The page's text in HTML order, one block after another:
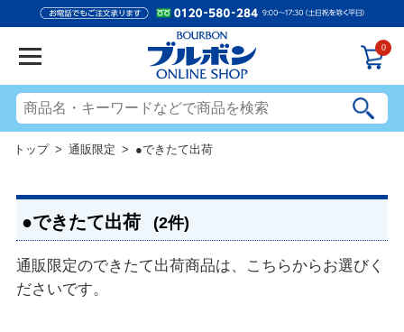
0
トップ> 通販限定 > ●できたて出荷
●できたて出荷 (2件)
通販限定のできたて出荷商品は、こちらからお選びく
ださいです。